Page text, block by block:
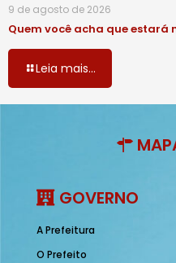
9 de agosto de 2026
Quem você acha que estará
Leia mais...
GOVERNO
A Prefeitura
O Prefeito